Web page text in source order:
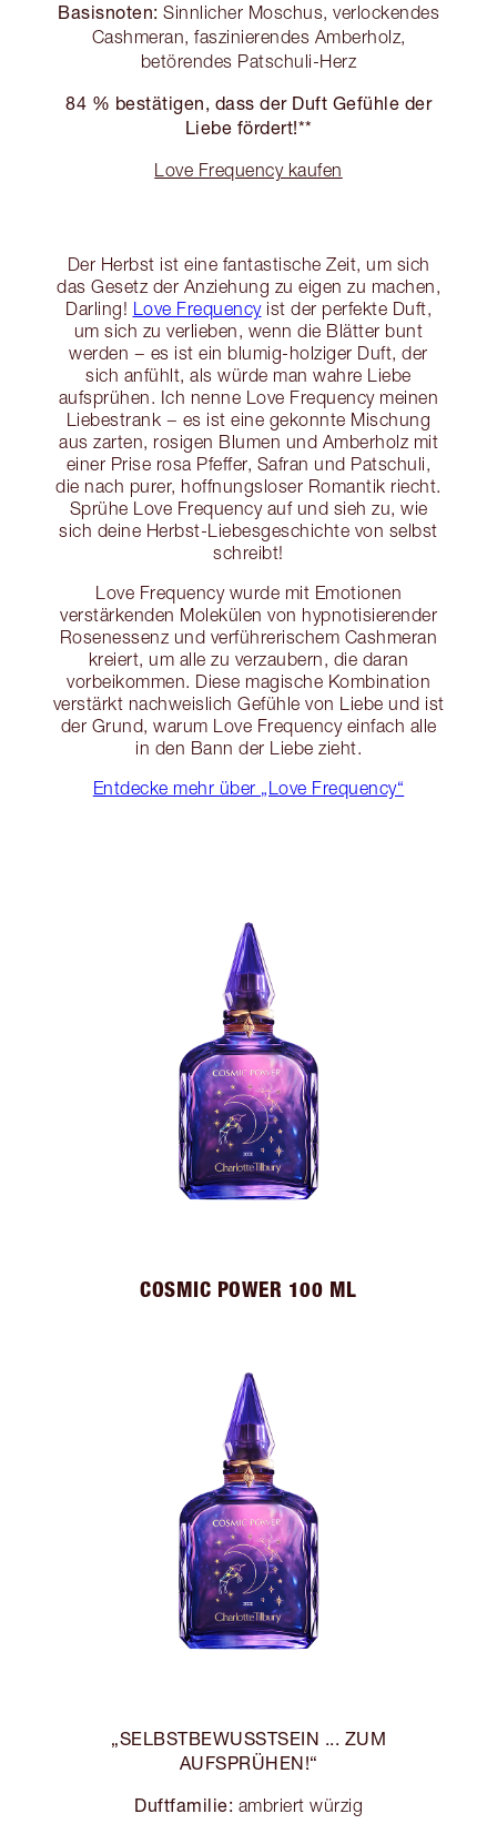
Basisnoten: Sinnlicher Moschus, verlockendes
Cashmeran, faszinierendes Amberholz,
betörendes Patschuli-Herz
84 % bestätigen, dass der Duft Gefühle der
Liebe fördert!**
Love Frequency kaufen
Der Herbst ist eine fantastische Zeit, um sich
das Gesetz der Anziehung zu eigen zu machen,
Darling! Love Frequencyist der perfekte Duft,
um sich zu verlieben, wenn die Blätter bunt
werden − es ist ein blumig-holziger Duft, der
sich anfühlt, als würde man wahre Liebe
aufsprühen. Ich nenne Love Frequency meinen
Liebestrank − es ist eine gekonnte Mischung
aus zarten, rosigen Blumen und Amberholz mit
einer Prise rosa Pfeffer, Safran und Patschuli,
die nach purer, hoffnungsloser Romantik riecht.
Sprühe Love Frequency auf und sieh zu, wie
sich deine Herbst-Liebesgeschichte von selbst
schreibt!
Love Frequency wurde mit Emotionen
verstärkenden Molekülen von hypnotisierender
Rosenessenz und verführerischem Cashmeran
kreiert, um alle zu verzaubern, die daran
vorbeikommen. Diese magische Kombination
verstärkt nachweislich Gefühle von Liebe und ist
der Grund, warum Love Frequency einfach alle
in den Bann der Liebe zieht.
Entdecke mehr über „Love Frequency“
COSMIC POWER 100 ML
„SELBSTBEWUSSTSEIN ... ZUM
AUFSPRÜHEN!“
Duftfamilie: ambriert würzig